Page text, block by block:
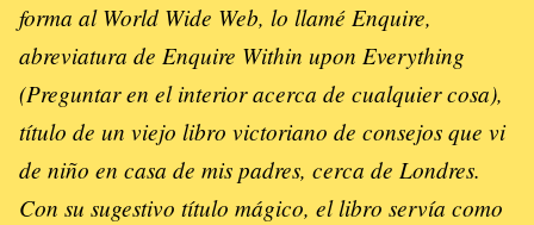
forma al World Wide Web, lo llamé Enquire,
abreviatura de Enquire Within upon Everything
(Preguntar en el interior acerca de cualquier cosa),
título de un viejo libro victoriano de consejos que vi
de niño en casa de mis padres, cerca de Londres.
Con su sugestivo título mágico, el libro servía como